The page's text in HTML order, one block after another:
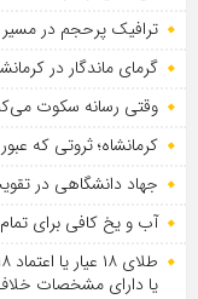
ترافیک پرحجم در مسیر
گرمای ماندگار در
وقتی رسانه سکوت
کرمانشاه؛ ثروتی که
جهاد دانشگاهی در
آب و یخ کافی برای
یا دارای مشخصات